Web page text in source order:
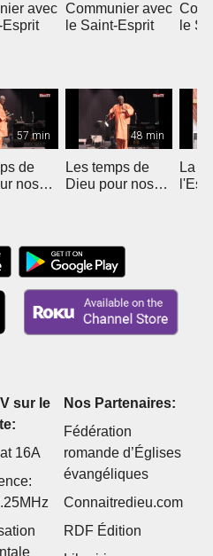
avec
Esprit
Communier avec
le Saint-Esprit
le
57 min
de
nos
48 min
Les temps de
Dieu pour nos
La
sur le
16A
Nos Partenaires:
Fédération
romande d’Églises
évangéliques
Connaitredieu.com
RDF Édition